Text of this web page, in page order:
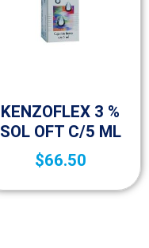
KENZOFLEX 3 %
SOL OFT C/5 ML
$66.50